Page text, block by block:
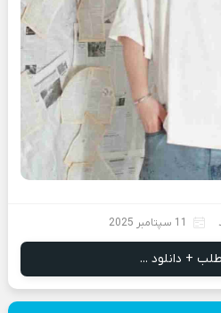
11 سپتامبر 2025
+ دانلود ...